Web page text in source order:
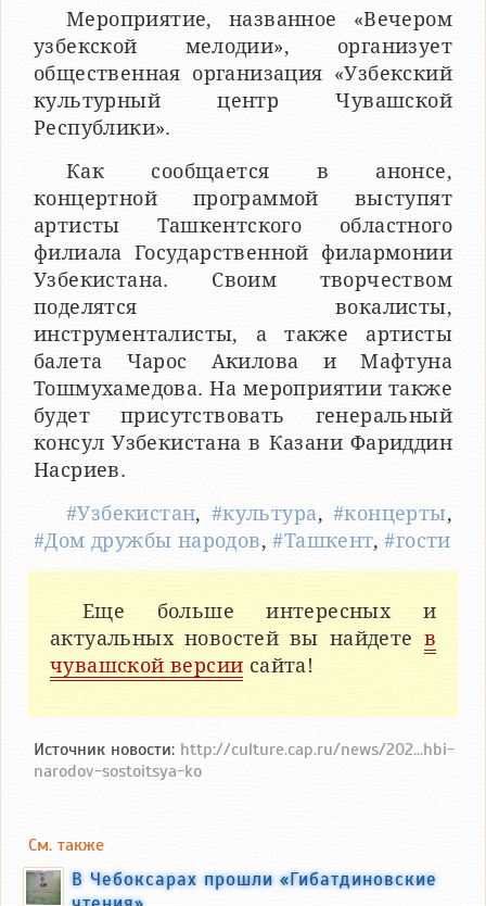
Мероприятие, названное «Вечером
узбекской мелодии», организует
общественная организация «Узбекский
культурный центр Чувашской
Республики».
Как сообщается в анонсе,
концертной программой выступят
артисты Ташкентского областного
филиала Государственной филармонии
Узбекистана. Своим творчеством
поделятся вокалисты,
инструменталисты, а также артисты
балета Чарос Акилова и Мафтуна
Тошмухамедова. На мероприятии также
будет присутствовать генеральный
консул Узбекистана в Казани Фариддин
Насриев.
#Узбекистан, #культура, #концерты,
#Дом дружбы народов,#Ташкент,#гости
Еще больше интересных и
актуальных новостей вы найдете в
чувашской версии сайта!
Источник новости: http://culture.cap.ru/news/202...hbi-
narodov-sostoitsya-ko
См. также
В Чебоксарах прошли «Гибатдиновские